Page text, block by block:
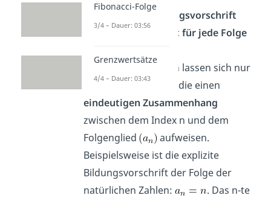
explizite Bildungsvorschrift
kannst du aber
nicht für jede Folge
Bildungsvorschriften lassen sich nur
für Folgen angeben, die einen
eindeutigen Zusammenhang
zwischen dem Index n und dem
Folgenglied
aufweisen.
Beispielsweise ist die explizite
Bildungsvorschrift der Folge der
natürlichen Zahlen:
. Das n-te
Fibonacci-Folge
3/4 – Dauer: 03:56
Grenzwertsätze
4/4 – Dauer: 03:43